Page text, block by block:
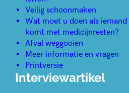
Veilig schoonmaken
Wat moet u doen als
komt met medicijnresten?
Afval weggooien
Meer informatie en vragen
Printversie
Interviewartikel